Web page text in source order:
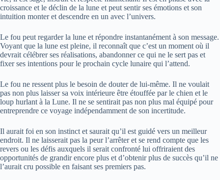
croissance et le déclin de la lune et peut sentir ses émotions et son
intuition monter et descendre en un avec l’univers.
Le fou peut regarder la lune et répondre instantanément à son message.
Voyant que la lune est pleine, il reconnaît que c’est un moment où il
devrait célébrer ses réalisations, abandonner ce qui ne le sert pas et
fixer ses intentions pour le prochain cycle lunaire qui l’attend.
Le fou ne ressent plus le besoin de douter de lui-même. Il ne voulait
pas non plus laisser sa voix intérieure être étouffée par le chien et le
loup hurlant à la Lune. Il ne se sentirait pas non plus mal équipé pour
entreprendre ce voyage indépendamment de son incertitude.
Il aurait foi en son instinct et saurait qu’il est guidé vers un meilleur
endroit. Il ne laisserait pas la peur l’arrêter et se rend compte que les
revers ou les défis auxquels il serait confronté lui offriraient des
opportunités de grandir encore plus et d’obtenir plus de succès qu’il ne
l’aurait cru possible en faisant ses premiers pas.